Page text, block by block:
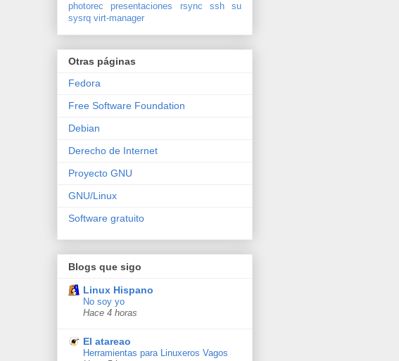
photorec presentaciones rsync ssh
su
sysrq virt-manager
Otras páginas
Fedora
Free Software Foundation
Debian
Derecho de Internet
Proyecto GNU
GNU/Linux
Software gratuito
Blogs que sigo
Linux Hispano
No soy yo
Hace 4 horas
El atareao
Herramientas para Linuxeros Vagos